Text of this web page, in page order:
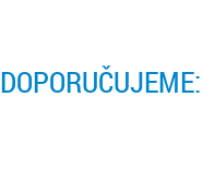
DOPORUČUJEME: